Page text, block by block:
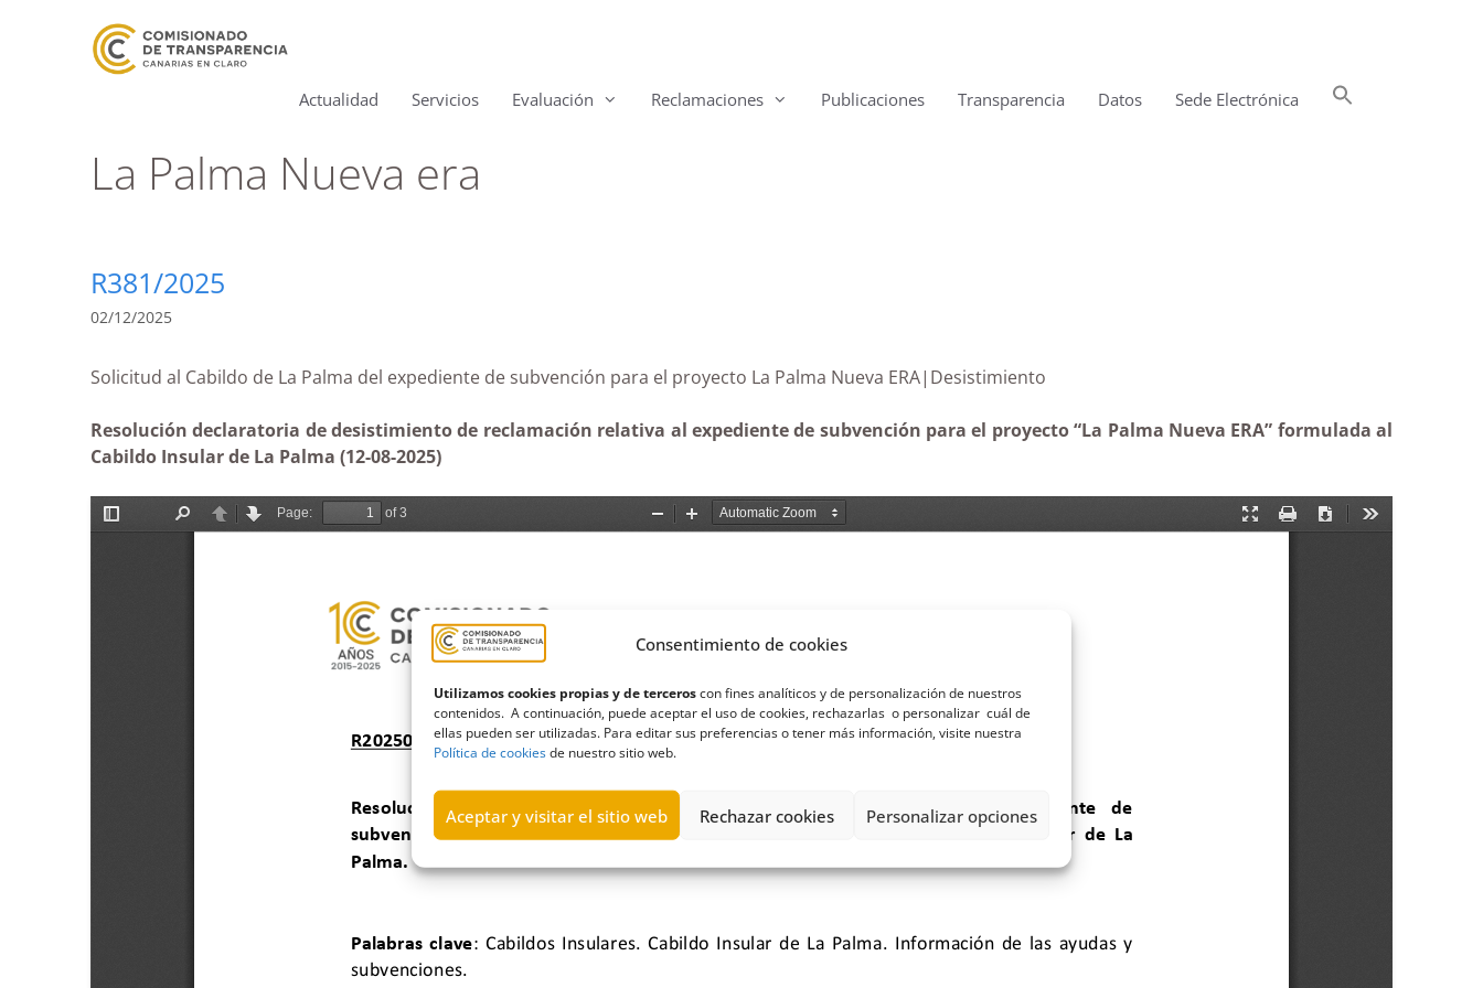
Consentimiento de cookies
Utilizamos cookies propias y de terceroscon fines analíticos y de personalización de nuestros
contenidos. A continuación, puede aceptar el uso de cookies, rechazarlas o personalizar cuál de
ellas pueden ser utilizadas. Para editar sus preferencias o tener más información, visite nuestra
Política de cookiesde nuestro sitio web.
Aceptar y visitar el sitio web Rechazar cookies Personalizar opciones
Actualidad Servicios Evaluación Reclamaciones Publicaciones Transparencia Datos Sede Electrónica
La Palma Nueva era
R381/2025
02/12/2025
Solicitud al Cabildo de La Palma del expediente de subvención para el proyecto La Palma Nueva ERA|Desistimiento
Resolución declaratoria de desistimiento de reclamación relativa al expediente de subvención para el proyecto “La Palma Nueva ERA” formulada al
Cabildo Insular de La Palma (12-08-2025)